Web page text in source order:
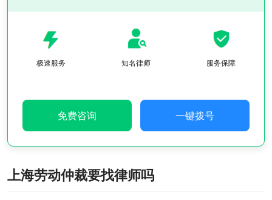
极速服务 知名律师 服务保障
免费咨询 一键拨号
上海劳动仲裁要找律师吗